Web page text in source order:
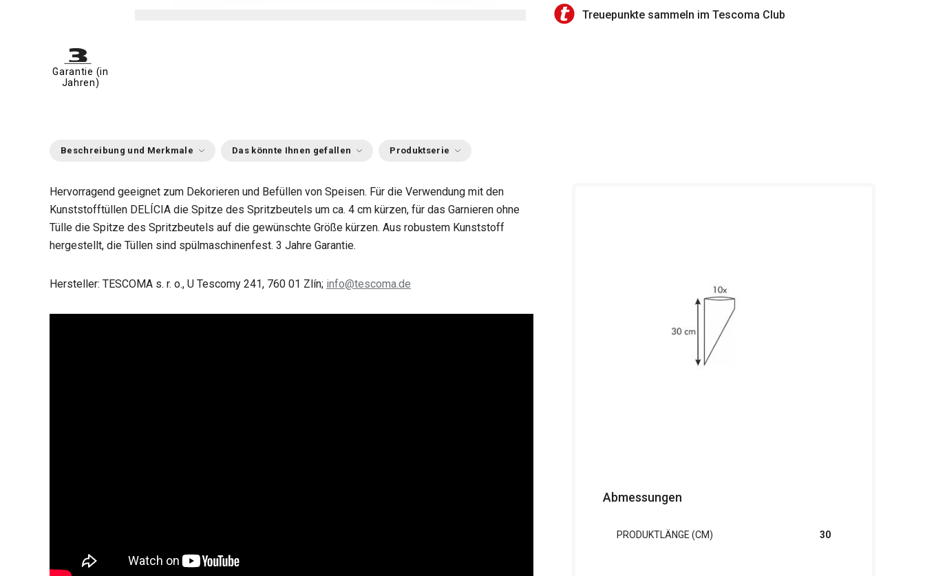
Treuepunkte sammeln im Tescoma Club
Garantie (in
Jahren)
Beschreibung und Merkmale Das könnte Ihnen gefallen Produktserie
Hervorragend geeignet zum Dekorieren und Befüllen von Speisen. Für die Verwendung mit den
Kunststofftüllen DELÍCIA die Spitze des Spritzbeutels um ca. 4 cm kürzen, für das Garnieren ohne
Tülle die Spitze des Spritzbeutels auf die gewünschte Größe kürzen. Aus robustem Kunststoff
hergestellt, die Tüllen sind spülmaschinenfest. 3 Jahre Garantie.
Hersteller: TESCOMA s. r. o., U Tescomy 241, 760 01 Zlín; info@tescoma.de
Abmessungen
PRODUKTLÄNGE (CM) 30